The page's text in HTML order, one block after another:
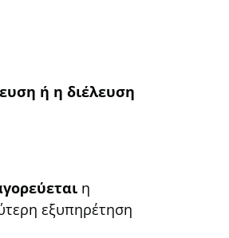
ή η διέλευση
η
εξυπηρέτηση